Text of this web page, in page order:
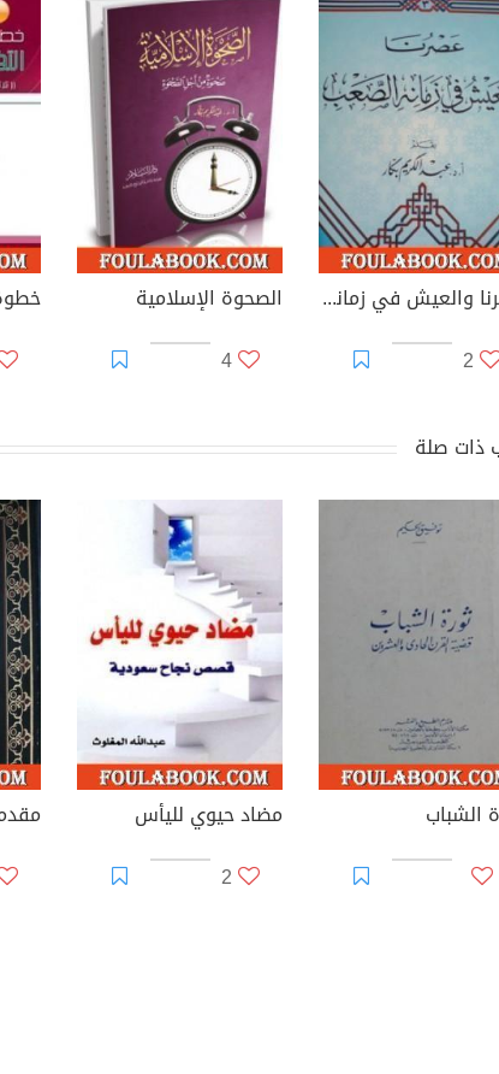
عصرنا والعيش في زمانه الصعب
2
الصحوة الإسلامية
4
ذات صلة
الشباب
مضاد حيوي لليأس
2